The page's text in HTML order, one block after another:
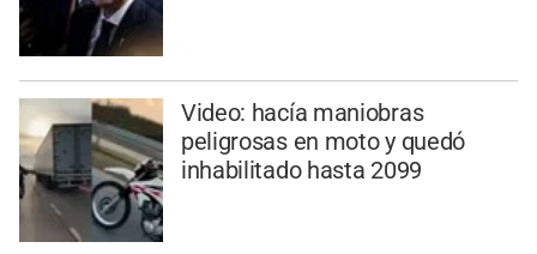
Video: hacía maniobras
peligrosas en moto y quedó
inhabilitado hasta 2099